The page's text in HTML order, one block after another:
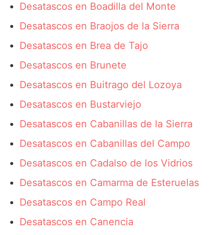
Desatascos en Boadilla del Monte
Desatascos en Braojos de la Sierra
Desatascos en Brea de Tajo
Desatascos en Brunete
Desatascos en Buitrago del Lozoya
Desatascos en Bustarviejo
Desatascos en Cabanillas de la Sierra
Desatascos en Cabanillas del Campo
Desatascos en Cadalso de los Vidrios
Desatascos en Camarma de Esteruelas
Desatascos en Campo Real
Desatascos en Canencia